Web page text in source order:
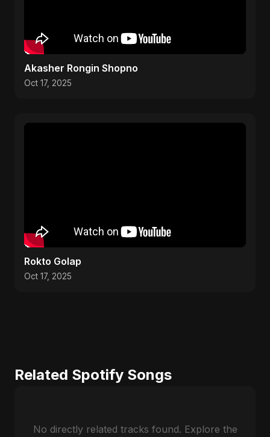
Akasher Rongin Shopno
Oct 17, 2025
Rokto Golap
Oct 17, 2025
Related Spotify Songs
No directly related tracks found. Explore the